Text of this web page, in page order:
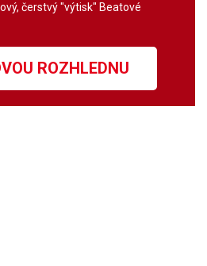
čerstvý "výtisk" Beatové
ROZHLEDNU